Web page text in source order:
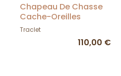
Chapeau De Chasse
Cache-Oreilles
Ostende Pliable &
Imperméable Loden -
Traclet
110,00 €